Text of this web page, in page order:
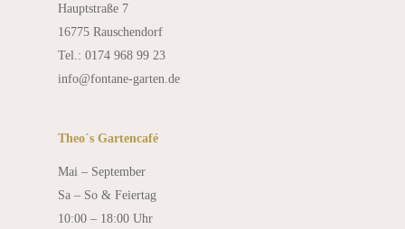
Hauptstraße 7
16775 Rauschendorf
Tel.: 0174 968 99 23
info@fontane-garten.de
Theo´s Gartencafé
Mai – September
Sa – So & Feiertag
10:00 – 18:00 Uhr